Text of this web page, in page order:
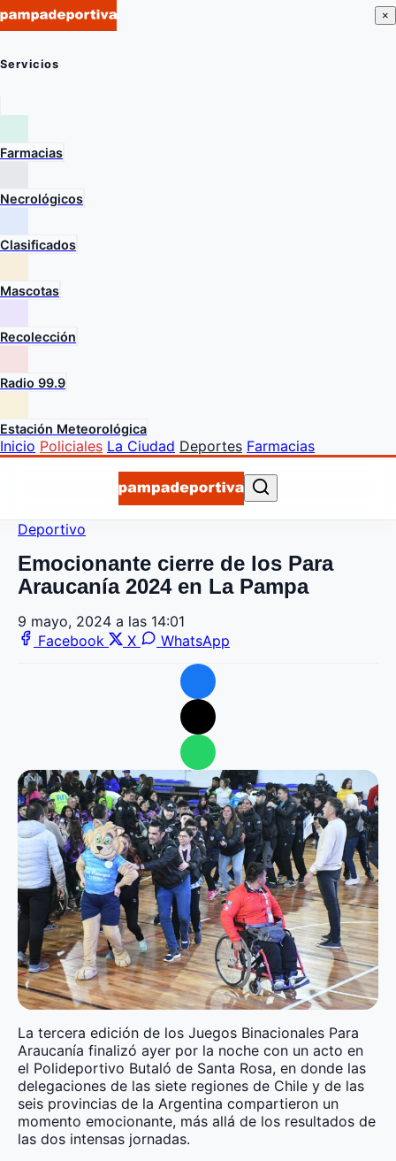
×
Servicios
Farmacias
Necrológicos
Clasificados
Mascotas
Recolección
Radio 99.9
Estación Meteorológica
Inicio Policiales La Ciudad Deportes Farmacias
Deportivo
Emocionante cierre de los Para
Araucanía 2024 en La Pampa
9 mayo, 2024 a las 14:01
Facebook
X WhatsApp
La tercera edición de los Juegos Binacionales Para
Araucanía finalizó ayer por la noche con un acto en
el Polideportivo Butaló de Santa Rosa, en donde las
delegaciones de las siete regiones de Chile y de las
seis provincias de la Argentina compartieron un
momento emocionante, más allá de los resultados de
las dos intensas jornadas.